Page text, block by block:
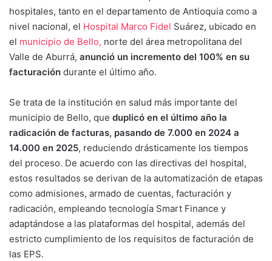
hospitales, tanto en el departamento de Antioquia como a
nivel nacional, el Hospital Marco Fidel Suárez, ubicado en
el municipio de Bello, norte del área metropolitana del
Valle de Aburrá, anunció un incremento del 100% en su
facturación durante el último año.
Se trata de la institución en salud más importante del
municipio de Bello, que duplicó en el último año la
radicación de facturas, pasando de 7.000 en 2024 a
14.000 en 2025, reduciendo drásticamente los tiempos
del proceso. De acuerdo con las directivas del hospital,
estos resultados se derivan de la automatización de etapas
como admisiones, armado de cuentas, facturación y
radicación, empleando tecnología Smart Finance y
adaptándose a las plataformas del hospital, además del
estricto cumplimiento de los requisitos de facturación de
las EPS.